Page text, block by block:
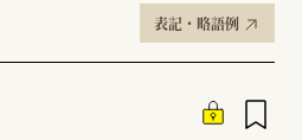
表記・略語例